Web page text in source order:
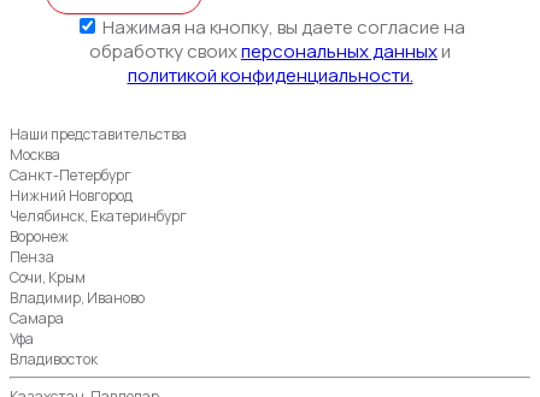
Нажимая на кнопку, вы даете согласие на
обработку своихперсональных данныхи
политикой конфиденциальности.
Наши представительства
Москва
Санкт-Петербург
Нижний Новгород
Челябинск, Екатеринбург
Воронеж
Пенза
Сочи, Крым
Владимир, Иваново
Самара
Уфа
Владивосток